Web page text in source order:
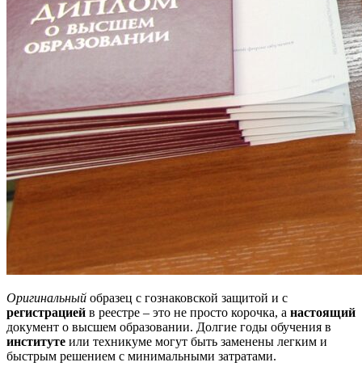
Оригинальный образец с гознаковской защитой и с
регистрацией в реестре – это не просто корочка, а настоящий
документ о высшем образовании. Долгие годы обучения в
институте или техникуме могут быть заменены легким и
быстрым решением с минимальными затратами.